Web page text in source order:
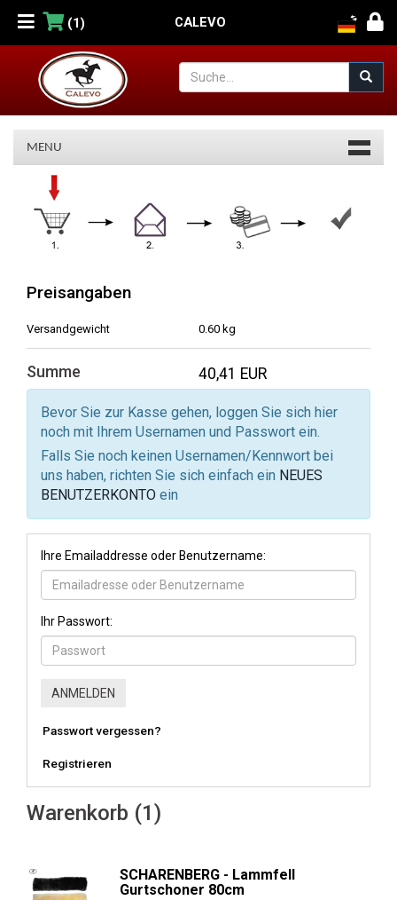
(1) CALEVO
MENU
Warenkorb
Preisangaben
Versandgewicht 0.60 kg
Summe 40,41 EUR
Bevor Sie zur Kasse gehen, loggen Sie sich hier
noch mit Ihrem Usernamen und Passwort ein.
Falls Sie noch keinen Usernamen/Kennwort bei
uns haben, richten Sie sich einfach ein NEUES
BENUTZERKONTO ein
Ihre Emailaddresse oder Benutzername:
Ihr Passwort:
Passwort vergessen?
Registrieren
Warenkorb (1)
SCHARENBERG - Lammfell
Gurtschoner 80cm